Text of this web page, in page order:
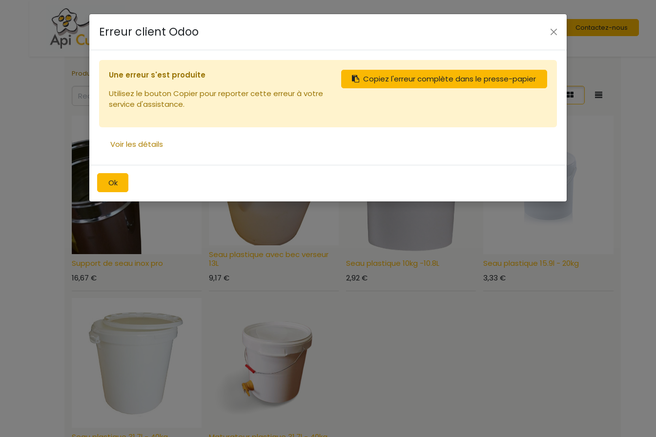
Accueil Boutique Contactez-nous
Produits Miellerie Seaux
Support de seau inox pro
16,67 €
Seau plastique avec bec verseur
13L
9,17 €
Seau plastique 10kg -10.8L
2,92€
Seau plastique 15.9l - 20kg
3,33 €
Erreur client Odoo
Ok
Copiez l'erreur complète dans le presse-papier
Une erreur s'est produite
Utilisez le bouton Copier pour reporter cette erreur à votre
service d'assistance.
Voir les détails